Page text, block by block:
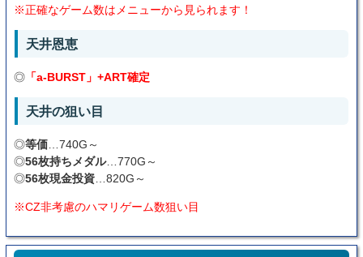
※正確なゲーム数はメニューから見られます！
天井恩恵
◎ 「a-BURST」+ART確定
天井の狙い目
◎等価 …740G～
◎56枚持ちメダル…770G～
◎56枚現金投資 …820G～
※CZ非考慮のハマリゲーム数狙い目